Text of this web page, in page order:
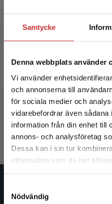
Samtycke
Denna webbplats använder
Vi använder
och annonserna till
för sociala medier och
vidarebefordrar även sådana
information från din enhet till
annons- och analysföretag
Dessa kan i sin tur
information som du har
Nödvändig
Begränsad
Det verkar som att du
studentlitteratur.se via
Vi erbjuder inte
att kunna slutföra ett köp
Kurator inom
Lundin, Annika m.fl.
361 kr
inkl. moms
Exkl. moms: 341 kr